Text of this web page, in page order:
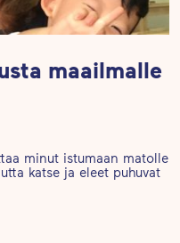
maailmalle
mi­nut is­tu­maan ma­tol­le
kat­se ja eleet pu­hu­vat